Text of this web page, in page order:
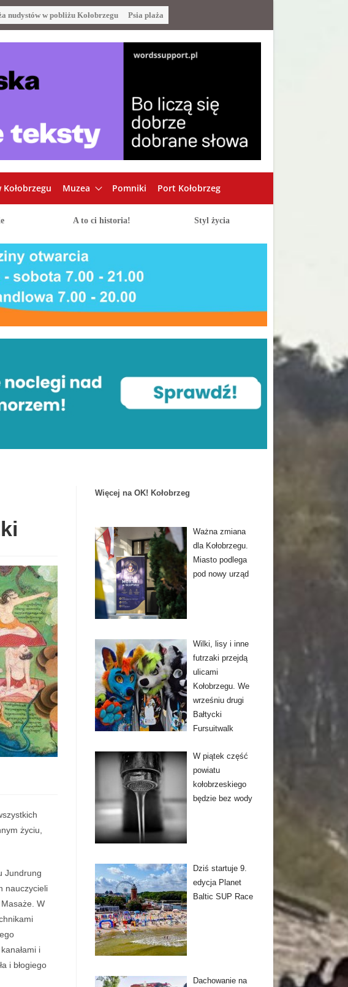
nudystów w pobliżu Kołobrzegu Psia plaża
Muzea Pomniki Port Kołobrzeg
A to ci historia! Styl życia
życiu,
Jundrung
nauczycieli
W
i
i błogiego
Więcej na OK! Kołobrzeg
Ważna zmiana
dla Kołobrzegu.
Miasto podlega
pod nowy urząd
Wilki, lisy i inne
futrzaki przejdą
ulicami
Kołobrzegu. We
wrześniu drugi
Bałtycki
Fursuitwalk
W piątek część
powiatu
kołobrzeskiego
będzie bez wody
Dziś startuje 9.
edycja Planet
Baltic SUP Race
Dachowanie na